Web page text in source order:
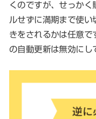
くのですが、せっか
ルせずに満期まで使
きをされるかは任意
の自動更新は無効にし